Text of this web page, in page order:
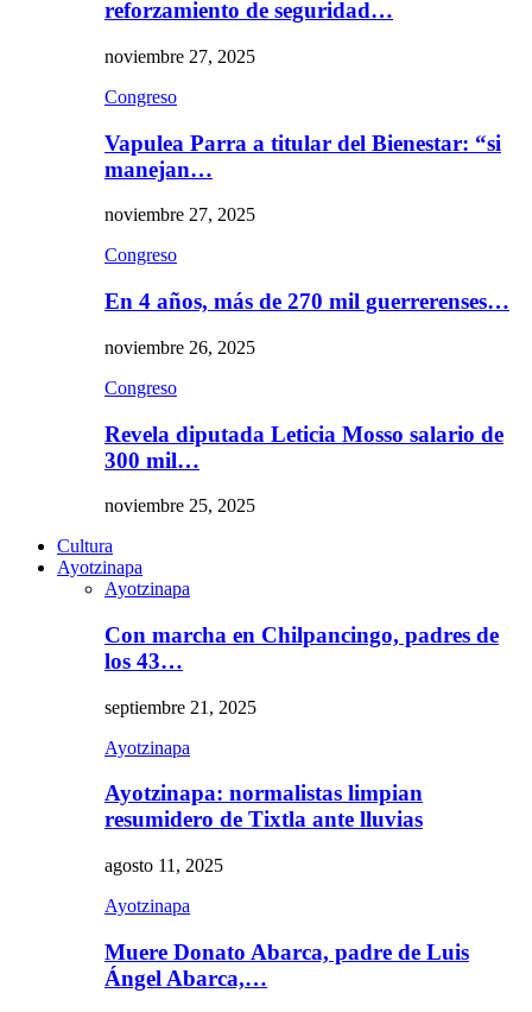
reforzamiento de seguridad…
noviembre 27, 2025
Congreso
Vapulea Parra a titular del Bienestar: “si
manejan…
noviembre 27, 2025
Congreso
En 4 años, más de 270 mil guerrerenses…
noviembre 26, 2025
Congreso
Revela diputada Leticia Mosso salario de
300 mil…
noviembre 25, 2025
Cultura
Ayotzinapa
Ayotzinapa
Con marcha en Chilpancingo, padres de
los 43…
septiembre 21, 2025
Ayotzinapa
Ayotzinapa: normalistas limpian
resumidero de Tixtla ante lluvias
agosto 11, 2025
Ayotzinapa
Muere Donato Abarca, padre de Luis
Ángel Abarca,…